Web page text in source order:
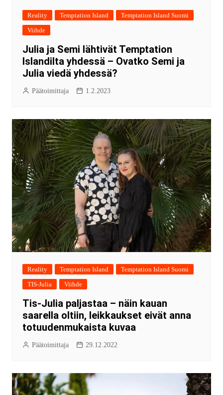
Reality Temptation Island
Temptation Island Suomi
Viihde
Julia ja Semi lähtivät Temptation
Islandilta yhdessä – Ovatko Semi ja
Julia viedä yhdessä?
Päätoimittaja 1.2.2023
Reality Temptation Island
Temptation Island Suomi
TIS-Julia
Viihde
Tis-Julia paljastaa – näin kauan
saarella oltiin, leikkaukset eivät anna
totuudenmukaista kuvaa
Päätoimittaja 29.12.2022